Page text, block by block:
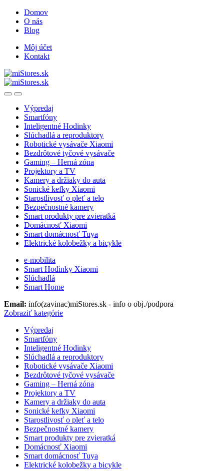
Skip
navigation
Skip
content
Domov
O nás
Blog
Môj účet
Kontakt
OpenClose
Výpredaj
Smartfóny
Inteligentné Hodinky
Slúchadlá a reproduktory
Robotické vysávače Xiaomi
Bezdrôtové tyčové vysávače
Gaming – Herná zóna
Projektory a TV
Kamery a držiaky do auta
Sonické kefky Xiaomi
Starostlivosť o pleť a telo
Bezpečnostné kamery
Smart produkty pre zvieratká
Domácnosť Xiaomi
Smart domácnosť Tuya
Elektrické kolobežky a bicykle
e-mobilita
Smart Hodinky Xiaomi
Slúchadlá
Smart Home
Email: info(zavinac)miStores.sk - info o obj./podpora
Zobraziť kategórie
Výpredaj
Smartfóny
Inteligentné Hodinky
Slúchadlá a reproduktory
Robotické vysávače Xiaomi
Bezdrôtové tyčové vysávače
Gaming – Herná zóna
Projektory a TV
Kamery a držiaky do auta
Sonické kefky Xiaomi
Starostlivosť o pleť a telo
Bezpečnostné kamery
Smart produkty pre zvieratká
Domácnosť Xiaomi
Smart domácnosť Tuya
Elektrické kolobežky a bicykle